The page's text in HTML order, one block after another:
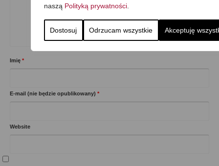
naszą Polityką prywatności.
Dostosuj Odrzucam wszystkie Akceptuję
Imię *
E-mail (nie będzie opublikowany) *
Website